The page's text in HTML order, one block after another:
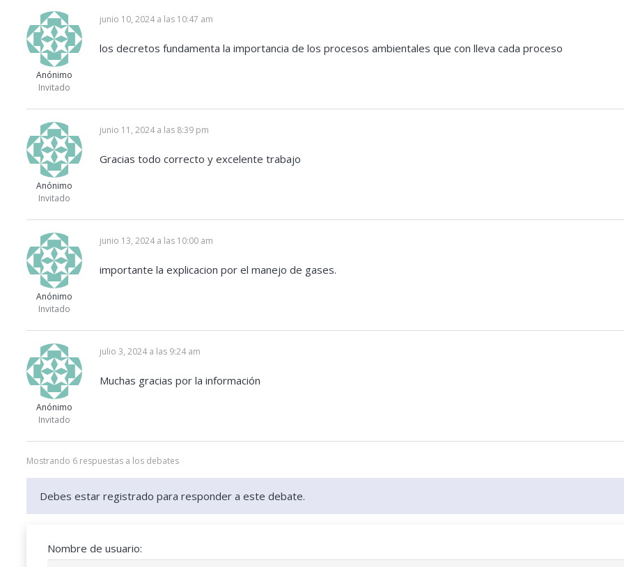
junio 10, 2024 a las 10:47 am
Anónimo
Invitado
los decretos fundamenta la importancia de los procesos ambientales que con lleva cada proceso
junio 11, 2024 a las 8:39 pm
Anónimo
Invitado
Gracias todo correcto y excelente trabajo
junio 13, 2024 a las 10:00 am
Anónimo
Invitado
importante la explicacion por el manejo de gases.
julio 3, 2024 a las 9:24 am
Anónimo
Invitado
Muchas gracias por la información
Mostrando 6 respuestas a los debates
Debes estar registrado para responder a este debate.
Nombre de usuario: